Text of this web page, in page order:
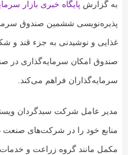
به گزارش پایگاه خبری بازار
پذیره‌نویسی ششمین صندوق
غذایی و نوشیدنی به جزء قند و
صندوق‌ امکان سرمایه‌گذاری در
سرمایه‌گذاران فراهم می‌کند.
مکمل مانند گروه زراعت و